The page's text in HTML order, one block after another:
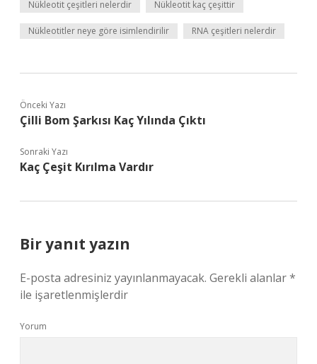
Nükleotit çeşitleri nelerdir Nükleotit kaç çeşittir
Nükleotitler neye göre isimlendirilir RNA çeşitleri nelerdir
Önceki Yazı
Çilli Bom Şarkısı Kaç Yılında Çıktı
Sonraki Yazı
Kaç Çeşit Kırılma Vardır
Bir yanıt yazın
E-posta adresiniz yayınlanmayacak. Gerekli alanlar*
ile işaretlenmişlerdir
Yorum